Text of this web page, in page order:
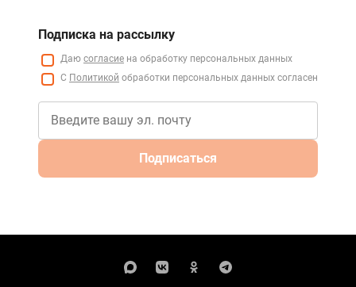
Подписка на рассылку
Даю согласие на обработку персональных данных
С Политикой обработки персональных данных согласен
Подписаться